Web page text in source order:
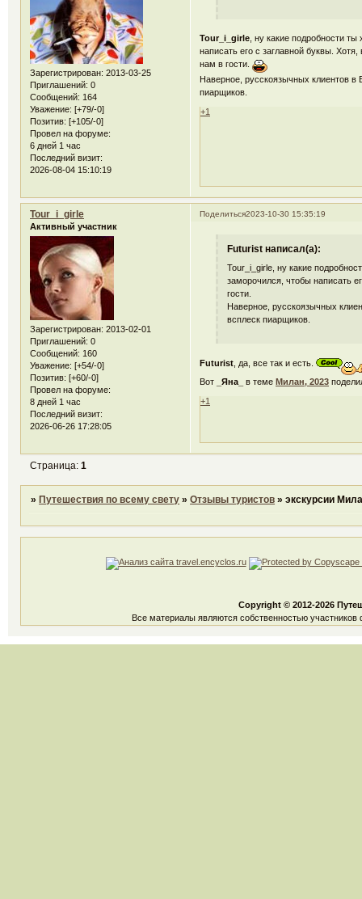
Зарегистрирован: 2013-03-25
Приглашений: 0
Сообщений: 164
Уважение: [+79/-0]
Позитив: [+105/-0]
Провел на форуме:
6 дней 1 час
Последний визит:
2026-08-04 15:10:19
Tour_i_girle , ну какие подробности
написать его с заглавной буквы.
нам в гости.
Наверное, русскоязычных клиентов в
пиарщиков.
+1
Поделиться2023-10-30 15:35:19
Tour_i_girle
Активный участник
Зарегистрирован: 2013-02-01
Приглашений: 0
Сообщений: 160
Уважение: [+54/-0]
Позитив: [+60/-0]
Провел на форуме:
8 дней 1 час
Последний визит:
2026-06-26 17:28:05
Futurist написал(а):
Tour_i_girle, ну какие
заморочился, чтобы написать
гости.
Наверное, русскоязычных
всплеск пиарщиков.
Futurist , да, все так и есть.
Вот
_Яна_ в темеМилан, 2023
+1
Страница:1
»Путешествия по всему свету »Отзывы туристов »экскурсии
Copyright © 2012-2026
Все материалы являются собственностью